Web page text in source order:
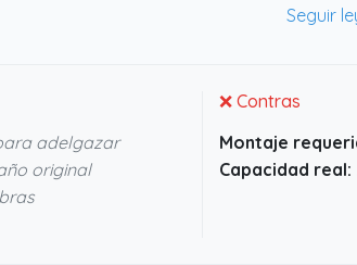
vienen con la mayoría de
adelgazar
original
❌ Contras
Montaje
Capacidad real: